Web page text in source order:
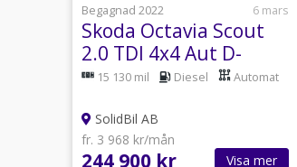
Begagnad 2022
6 mars
Skoda Octavia Scout
2.0 TDI 4x4 Aut D-
värmare Drag
15 130 mil Diesel Automat
SolidBil AB
fr. 3 968 kr/mån
244 900 kr Visa mer